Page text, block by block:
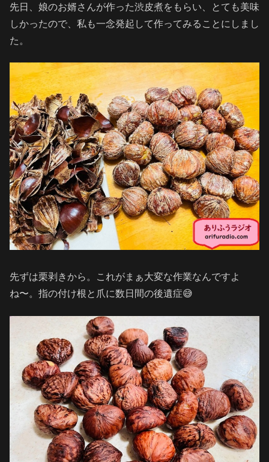
先日、娘のお婿さんが作った渋皮煮をもらい、とても美味
しかったので、私も一念発起して作ってみることにしまし
た。
先ずは栗剥きから。これがまぁ大変な作業なんですよ
ね〜。指の付け根と爪に数日間の後遺症😅